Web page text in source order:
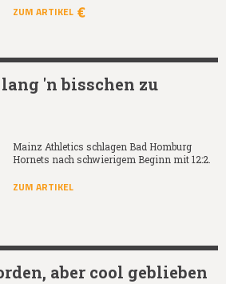
ZUM ARTIKEL
lang 'n bisschen zu
Mainz Athletics schlagen Bad Homburg
Hornets nach schwierigem Beginn mit 12:2.
ZUM ARTIKEL
aber cool geblieben